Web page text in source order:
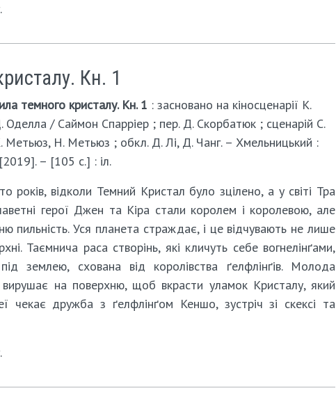
Кн. 1
темного кристалу. Кн. 1 : засновано на кіносценарії К.
Оделла / Саймон Спарріер ; пер. Д. Скорбатюк ; сценарій С.
Метьюз, Н. Метьюз ; обкл. Д. Лі, Д. Чанг. – Хмельницький :
– [105 с.] : іл.
років, відколи Темний Кристал було зцілено, а у світі Тра
герої Джен та Кіра стали королем і королевою, але
пильність. Уся планета страждає, і це відчувають не лише
Таємнича раса створінь, які кличуть себе вогнелінґами,
землею, cхована від королівства ґелфлінґів. Молода
вирушає на поверхню, щоб вкрасти уламок Кристалу, який
чекає дружба з ґелфлінґом Кеншо, зустріч зі скексі та